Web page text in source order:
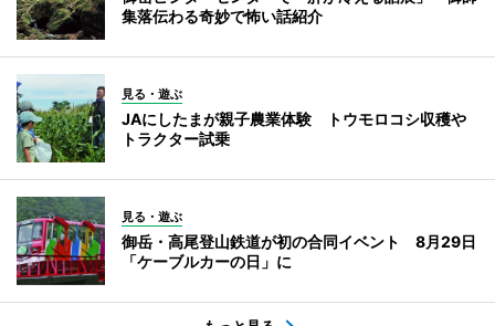
集落伝わる奇妙で怖い話紹介
見る・遊ぶ
JAにしたまが親子農業体験 トウモロコシ収穫や
トラクター試乗
見る・遊ぶ
御岳・高尾登山鉄道が初の合同イベント 8月29日
「ケーブルカーの日」に